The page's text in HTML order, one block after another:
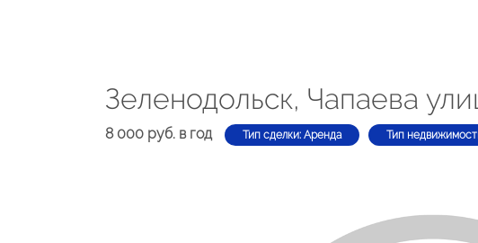
Зеленодольск, Чапаева
8 000 руб. в год Тип сделки: Аренда Тип